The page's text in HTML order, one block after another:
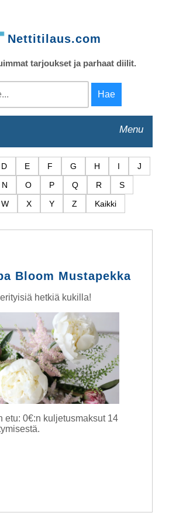
Nettitilaus.com
tarjoukset ja parhaat diilit.
Menu
D E F G H I
J
N O P Q R
S
W X Y Z Kaikki
Bloom Mustapekka
hetkiä kukilla!
etu: 0€:n kuljetusmaksut 14